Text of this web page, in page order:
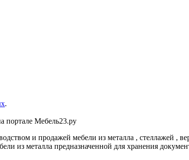
.
портале Мебель23.ру
и продажей мебели из металла , стеллажей ,
из металла предназначенной для хранения